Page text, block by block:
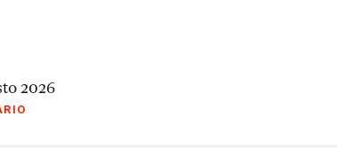
2026